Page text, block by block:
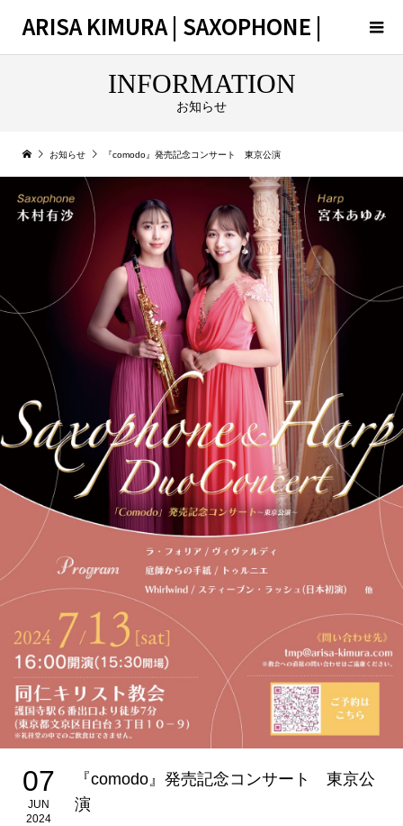
ARISA KIMURA | SAXOPHONE |
INFORMATION
お知らせ
お知らせ 『comodo』発売記念コンサート 東京公演
07
JUN
2024
『comodo』発売記念コンサート 東京公
演